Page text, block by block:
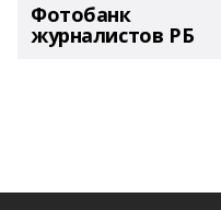
Фотобанк
журналистов РБ